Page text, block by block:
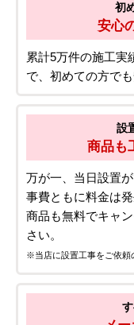
初
安心
累計5万件の施工実
で、初めての方で
設
商品も
万が一、当日設置
事費ともに料金は発
商品も無料でキャ
さい。
※当店に設置工事をご依頼